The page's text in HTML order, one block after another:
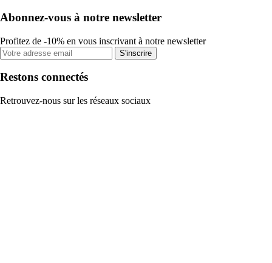
Abonnez-vous à notre newsletter
Profitez de -10% en vous inscrivant à notre newsletter
S'inscrire
Restons connectés
Retrouvez-nous sur les réseaux sociaux